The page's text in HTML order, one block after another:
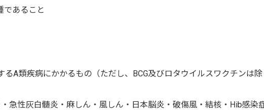
あること
A類疾病にかかるもの（ただし、BCG及びロタウイルスワクチンは除
急性灰白髄炎・麻しん・風しん・日本脳炎・破傷風・結核・Hib感染